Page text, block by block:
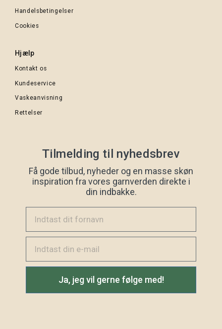
Handelsbetingelser
Cookies
Hjælp
Kontakt os
Kundeservice
Vaskeanvisning
Rettelser
Tilmelding til nyhedsbrev
Få gode tilbud, nyheder og en masse skøn
inspiration fra vores garnverden direkte i
din indbakke.
Ja, jeg vil gerne følge med!